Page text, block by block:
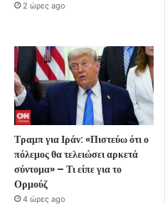
2 ώρες ago
Τραμπ για Ιράν: «Πιστεύω ότι ο
πόλεμος θα τελειώσει αρκετά
σύντομα» – Τι είπε για το
Ορμούζ
4 ώρες ago